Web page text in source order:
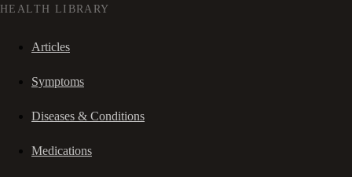
HEALTH LIBRARY
Articles
Symptoms
Diseases & Conditions
Medications